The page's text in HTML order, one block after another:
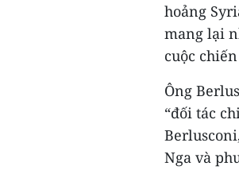
hoảng
mang lại
cuộc
Ông
“đối tác
Nga và